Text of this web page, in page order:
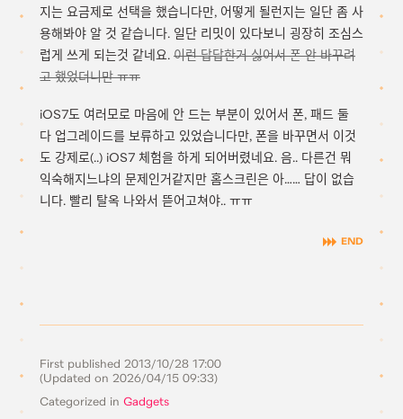
지는 요금제로 선택을 했습니다만, 어떻게 될런지는 일단 좀 사
용해봐야 알 것 같습니다. 일단 리밋이 있다보니 굉장히 조심스
럽게 쓰게 되는것 같네요. 이런 답답한거 싫어서 폰 안 바꾸려
고 했었더니만 ㅠㅠ
iOS7도 여러모로 마음에 안 드는 부분이 있어서 폰, 패드 둘
다 업그레이드를 보류하고 있었습니다만, 폰을 바꾸면서 이것
도 강제로(..) iOS7 체험을 하게 되어버렸네요. 음.. 다른건 뭐
익숙해지느냐의 문제인거같지만 홈스크린은 아…… 답이 없습
니다. 빨리 탈옥 나와서 뜯어고쳐야.. ㅠㅠ
First published 2013/10/28 17:00
(Updated on 2026/04/15 09:33)
Categorized in Gadgets